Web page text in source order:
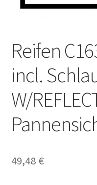
Reifen
incl.
W/
49,48 €